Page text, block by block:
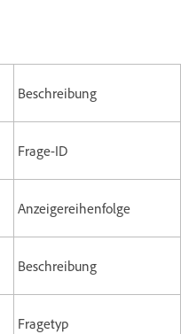
Beschreibung
Frage-ID
Anzeigereihenfolge
Beschreibung
Fragetyp